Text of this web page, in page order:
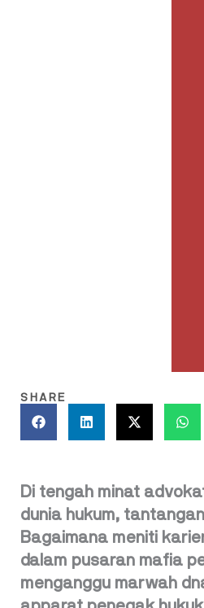
SHARE
Di tengah minat
dunia hukum,
Bagaimana meniti
dalam pusaran mafia
menganggu marwah